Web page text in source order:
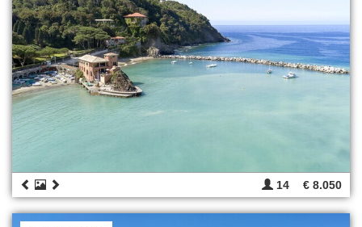
14 € 8.050